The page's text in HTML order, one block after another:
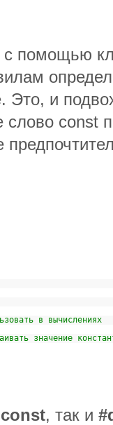
с помощью
Это, и
слово const
в вычислениях
значение
const, так и